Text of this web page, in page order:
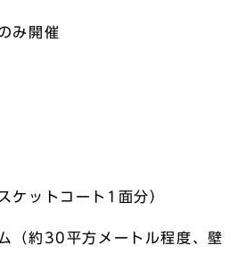
み開催
ケットコート1面分）
（約30平方メートル程度、壁